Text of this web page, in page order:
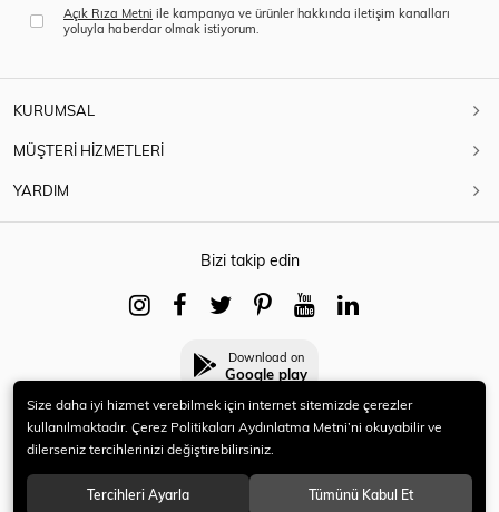
Açık Rıza Metni ile kampanya ve ürünler hakkında iletişim kanalları
yoluyla haberdar olmak istiyorum.
KURUMSAL
MÜŞTERİ HİZMETLERİ
YARDIM
Bizi takip edin
Download on
Google play
© 2021 HERYENİ. Tüm hakları saklıdır.
Size daha iyi hizmet verebilmek için internet sitemizde çerezler
kullanılmaktadır. Çerez Politikaları Aydınlatma Metni’ni okuyabilir ve
dilerseniz tercihlerinizi değiştirebilirsiniz.
Tercihleri Ayarla Tümünü Kabul Et